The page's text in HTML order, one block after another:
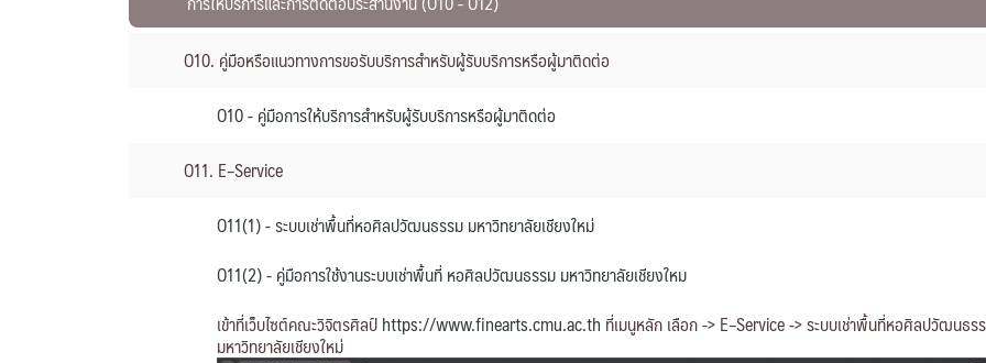
O10. คู่มือหรือแนวทางการขอรับบริการสำหรับผู้รับบริการหรือผู้มาติดต่อ
O10 - คู่มือการให้บริการสำหรับผู้รับบริการหรือผู้มาติดต่อ
O11. E–Service
O11(1) - ระบบเช่าพื้นที่หอศิลปวัฒนธรรม มหาวิทยาลัยเชียงใหม่
O11(2) - คู่มือการใช้งานระบบเช่าพื้นที่ หอศิลปวัฒนธรรม มหาวิทยาลัยเชียงใหม
เข้าที่เว็บไซต์คณะวิจิตรศิลป์https://www.finearts.cmu.ac.th ที่เมนูหลัก เลือก -> E–Service -> ระบบเช่าพื้นที่หอศิลปวัฒนธร
มหาวิทยาลัยเชียงใหม่